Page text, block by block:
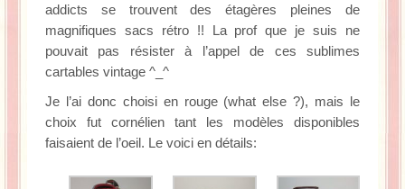
addicts se trouvent des étagères pleines de
magnifiques sacs rétro !! La prof que je suis ne
pouvait pas résister à l’appel de ces sublimes
cartables vintage ^_^
Je l’ai donc choisi en rouge (what else ?), mais le
choix fut cornélien tant les modèles disponibles
faisaient de l’oeil. Le voici en détails: